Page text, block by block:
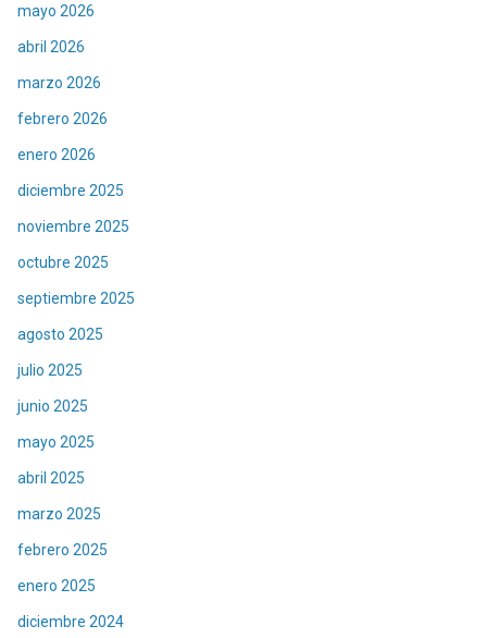
mayo 2026
abril 2026
marzo 2026
febrero 2026
enero 2026
diciembre 2025
noviembre 2025
octubre 2025
septiembre 2025
agosto 2025
julio 2025
junio 2025
mayo 2025
abril 2025
marzo 2025
febrero 2025
enero 2025
diciembre 2024